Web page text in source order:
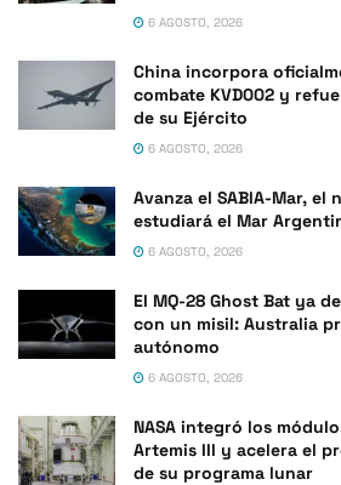
6 AGOSTO, 2026
China incorpora
combate KVD002 y
de su Ejército
6 AGOSTO, 2026
Avanza el SABIA-Mar, el
estudiará el Mar
6 AGOSTO, 2026
El MQ-28 Ghost Bat ya
con un misil: Australia
autónomo
6 AGOSTO, 2026
NASA integró los
Artemis III y acelera el
de su programa lunar